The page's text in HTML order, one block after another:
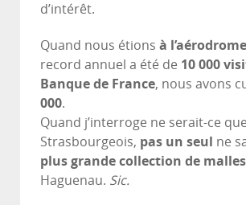
d’intérêt.
Quand nous étions à l’aérodrome
record annuel a été de 10 000
Banque de France, nous avons
000.
Quand j’interroge ne serait-ce
Strasbourgeois, pas un seul ne
plus grande collection de malles
Haguenau. Sic.